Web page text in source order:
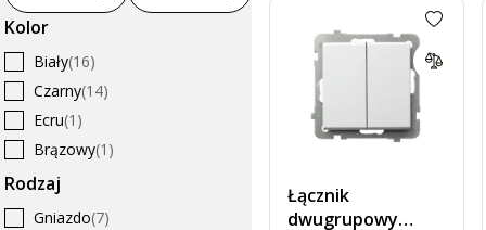
Kolor
Biały(16)
Czarny(14)
Ecru(1)
Brązowy(1)
Rodzaj
Gniazdo(7)
Łącznik
dwugrupowy